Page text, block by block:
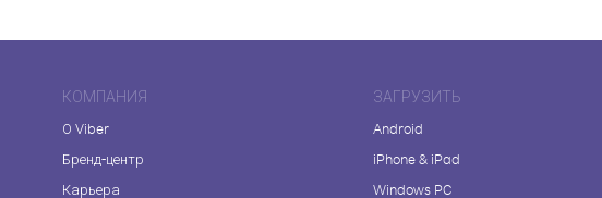
КОМПАНИЯ
О Viber
Бренд-центр
Карьера
ЗАГРУЗИТЬ
Android
iPhone & iPad
Windows PC